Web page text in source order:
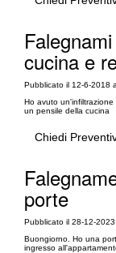
cucina e
Pubblicato il 12-6-2018
Ho avuto
un pensile della cucina
Chiedi
porte
Pubblicato il 28-12-
Buongiorno. Ho una
ingresso